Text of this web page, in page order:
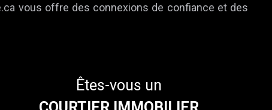
vous offre des connexions de confiance et des
Êtes-vous un